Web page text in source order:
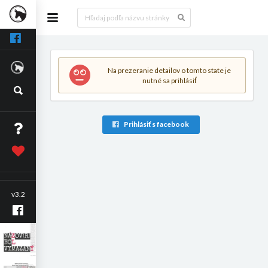
v3.2
Na prezeranie detailov o tomto state je
nutné sa prihlásiť
Prihlásiť s facebook